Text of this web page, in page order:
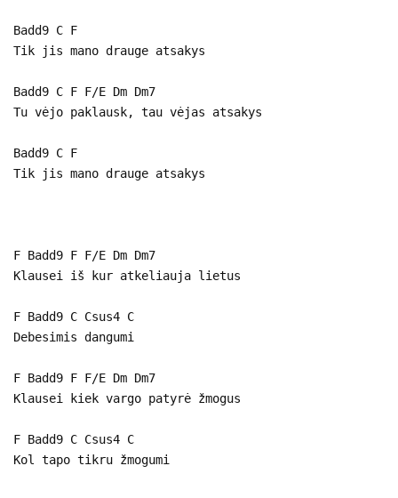
Badd9 C F
Tik jis mano drauge atsakys
Badd9 C F F/E Dm Dm7
Tu vėjo paklausk, tau vėjas atsakys
Badd9 C F
Tik jis mano drauge atsakys
F Badd9 F F/E Dm Dm7
Klausei iš kur atkeliauja lietus
F Badd9 C Csus4 C
Debesimis dangumi
F Badd9 F F/E Dm Dm7
Klausei kiek vargo patyrė žmogus
F Badd9 C Csus4 C
Kol tapo tikru žmogumi